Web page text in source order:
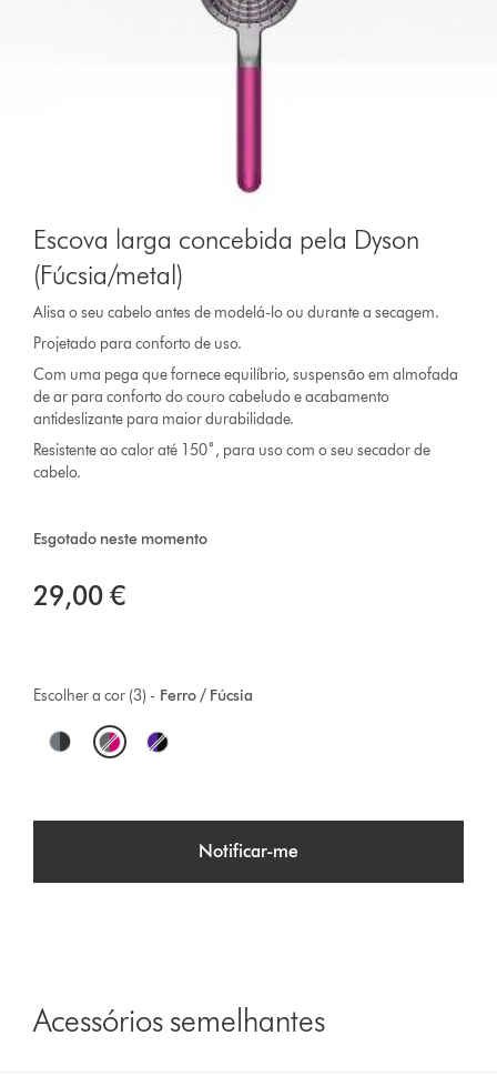
Escova larga concebida pela Dyson
(Fúcsia/metal)
Alisa o seu cabelo antes de modelá-lo ou durante a secagem.
Projetado para conforto de uso.
Com uma pega que fornece equilíbrio, suspensão em almofada
de ar para conforto do couro cabeludo e acabamento
antideslizante para maior durabilidade.
Resistente ao calor até 150˚, para uso com o seu secador de
cabelo.
Esgotado neste momento
29,00 €
Ferro / Fúcsia
Escolher a cor (3) -
O
t
Notificar-me
Acessórios semelhantes